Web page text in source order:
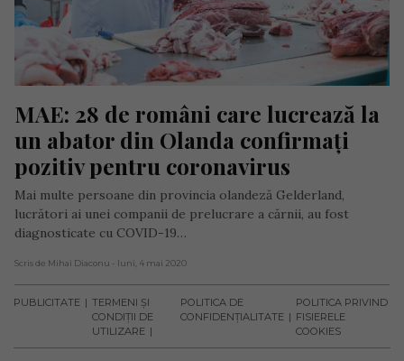
MAE: 28 de români care lucrează la
un abator din Olanda confirmați
pozitiv pentru coronavirus
Mai multe persoane din provincia olandeză Gelderland,
lucrători ai unei companii de prelucrare a cărnii, au fost
diagnosticate cu COVID-19…
Scris de Mihai Diaconu - luni, 4 mai 2020
PUBLICITATE
TERMENI ȘI
CONDIȚII DE
UTILIZARE
POLITICA DE
CONFIDENȚIALITATE
POLITICA PRIVIND
FISIERELE
COOKIES